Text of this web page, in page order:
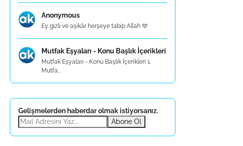
Anonymous
Ey gizli ve aşikâr herşeye tabip Allah 🩵
Mutfak Eşyaları - Konu Başlık İçerikleri
Mutfak Eşyaları - Konu Başlık İçerikleri 1.
Mutfa...
Gelişmelerden haberdar olmak istiyorsanız.
Abone Ol